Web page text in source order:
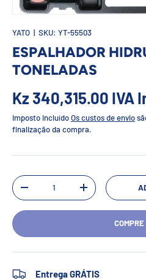
YATO | SKU: YT-55503
ESPALHADOR
TONELADAS
Kz 340,315.00 IVA
Imposto incluídoOs custos de envio
finalização da compra.
Qtd.
-
+
Entrega GRÁTIS